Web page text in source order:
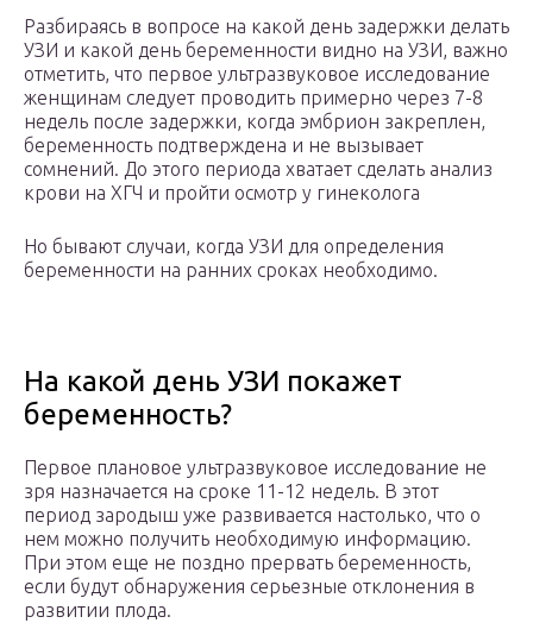
Разбираясь в вопросе на какой день задержки делать
УЗИ и какой день беременности видно на УЗИ, важно
отметить, что первое ультразвуковое исследование
женщинам следует проводить примерно через 7-8
недель после задержки, когда эмбрион закреплен,
беременность подтверждена и не вызывает
сомнений. До этого периода хватает сделать анализ
крови на ХГЧ и пройти осмотр у гинеколога
Но бывают случаи, когда УЗИ для определения
беременности на ранних сроках необходимо.
На какой день УЗИ покажет
беременность?
Первое плановое ультразвуковое исследование не
зря назначается на сроке 11-12 недель. В этот
период зародыш уже развивается настолько, что о
нем можно получить необходимую информацию.
При этом еще не поздно прервать беременность,
если будут обнаружения серьезные отклонения в
развитии плода.